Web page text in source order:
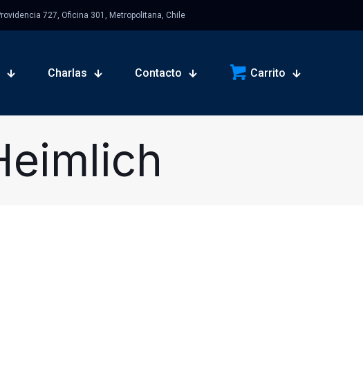
727, Oficina 301, Metropolitana, Chile
Charlas Contacto Carrito